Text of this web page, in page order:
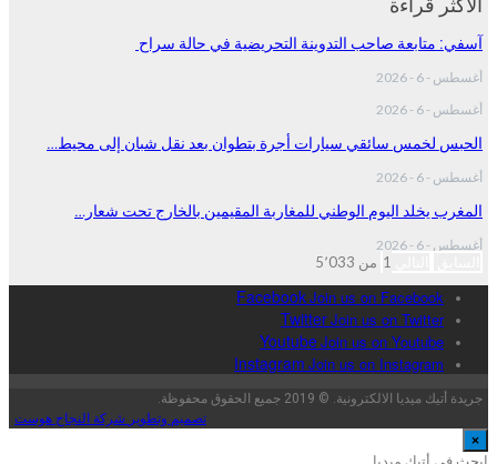
الأكثر قراءة
آسفي: متابعة صاحب التدوينة التحريضية في حالة سراح
أغسطس - 6 - 2026
أغسطس - 6 - 2026
الحبس لخمس سائقي سيارات أجرة بتطوان بعد نقل شبان إلى محيط…
أغسطس - 6 - 2026
المغرب يخلد اليوم الوطني للمغاربة المقيمين بالخارج تحت شعار…
أغسطس - 6 - 2026
1 من 5٬033
FacebookJoin us on Facebook
TwitterJoin us on Twitter
YoutubeJoin us on Youtube
Instagram Join us on Instagram
جريدة أتيك ميديا الالكترونية. © 2019 جميع الحقوق محفوظة.
تصميم وتطوير شركة النجاح هوست
×